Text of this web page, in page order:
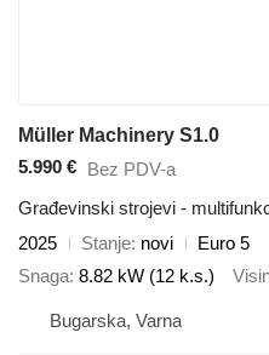
Müller Machinery S1.0
5.990 € Bez PDV-a
Građevinski strojevi -
2025
Stanje novi
Euro 5
Snaga 8.82 kW (12 k.s.)
Bugarska, Varna